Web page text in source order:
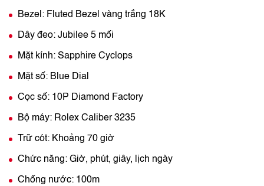
Bezel: Fluted Bezel vàng trắng 18K
Dây đeo: Jubilee 5 mối
Mặt kính: Sapphire Cyclops
Mặt số: Blue Dial
Cọc số: 10P Diamond Factory
Bộ máy: Rolex Caliber 3235
Trữ cót: Khoảng 70 giờ
Chức năng: Giờ, phút, giây, lịch ngày
Chống nước: 100m